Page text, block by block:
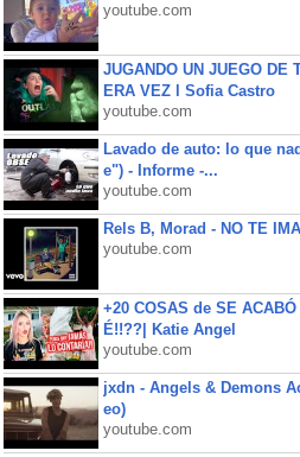
youtube.com
JUGANDO UN JUEGO DE
ERA VEZ l Sofia Castro
youtube.com
Lavado de auto: lo que
e") - Informe -...
youtube.com
Rels B, Morad - NO TE
youtube.com
+20 COSAS de SE
É!!??| Katie Angel
youtube.com
jxdn - Angels & Demons
eo)
youtube.com